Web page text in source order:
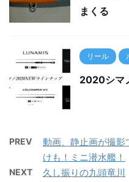
まくる
リール
2020シマ
PREV
動画、静止画が撮
けも！ミニ潜水艦！
NEXT 久し振りの九頭竜川